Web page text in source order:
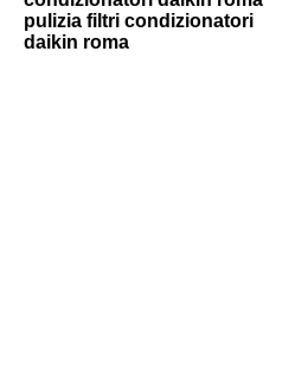
pulizia filtri condizionatori
daikin roma